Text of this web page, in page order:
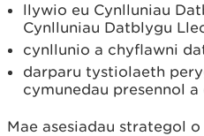
llywio eu Cynlluniau
Cynlluniau Datblygu
cynllunio a chyflawni
darparu tystiolaeth
cymunedau presennol
Mae asesiadau strategol